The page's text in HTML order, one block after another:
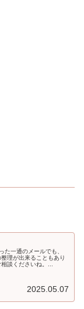
た一通のメールでも、
理が出来ることもあり
談くださいね。...
2025.05.07